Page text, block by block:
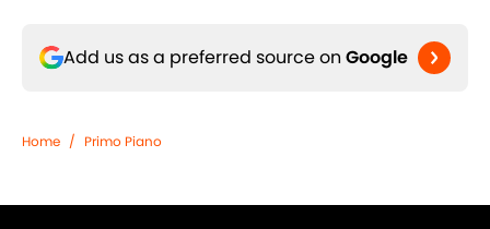
Add us as a preferred source on Google
Home / Primo Piano